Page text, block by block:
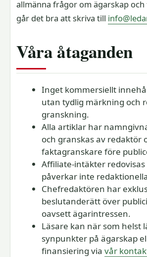
allmänna frågor om ägarskap
går det bra att skriva till
Våra åtaganden
Inget kommersiellt
utan tydlig märkning och
granskning.
Alla artiklar har
och granskas av redaktör
faktagranskare före
Affiliate-intäkter redovisas
påverkar inte
Chefredaktören har
beslutanderätt över
oavsett ägarintressen.
Läsare kan när som helst
synpunkter på ägarskap
finansiering via vår